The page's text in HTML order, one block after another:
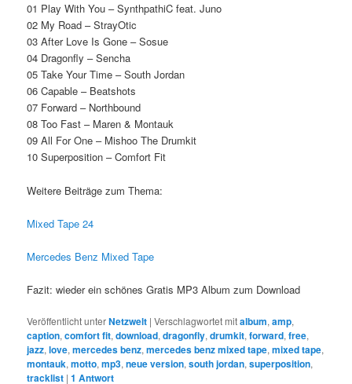
01 Play With You – SynthpathiC feat. Juno
02 My Road – StrayOtic
03 After Love Is Gone – Sosue
04 Dragonfly – Sencha
05 Take Your Time – South Jordan
06 Capable – Beatshots
07 Forward – Northbound
08 Too Fast – Maren & Montauk
09 All For One – Mishoo The Drumkit
10 Superposition – Comfort Fit
Weitere Beiträge zum Thema:
Mixed Tape 24
Mercedes Benz Mixed Tape
Fazit: wieder ein schönes Gratis MP3 Album zum Download
Veröffentlicht unterNetzwelt |Verschlagwortet mitalbum,amp,
caption,comfort fit,download,dragonfly,drumkit,forward,free,
jazz,love,mercedes benz,mercedes benz mixed tape,mixed tape,
montauk,motto,mp3,neue version,south jordan,superposition,
tracklist |1 Antwort